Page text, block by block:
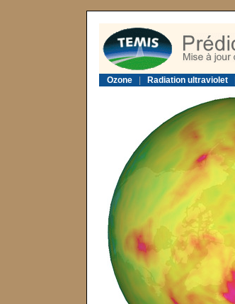
Ozone Radiation ultraviolet